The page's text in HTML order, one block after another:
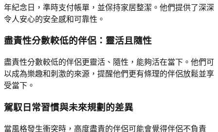
年紀念日，準時支付帳單，並保持家居整潔。他們提供了深深
令人安心的安全感和可靠性。
盡責性分數較低的伴侶：靈活且隨性
盡責性分數較低的伴侶更靈活、隨性，能夠活在當下。他們可
以成為樂趣和刺激的來源，提醒他們更有條理的伴侶放鬆並享
受當下。
駕馭日常習慣與未來規劃的差異
當風格發生衝突時，高度盡責的伴侶可能會覺得伴侶不負責